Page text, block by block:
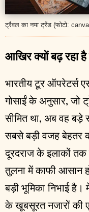
ट्रैवल का नया ट्रेंड (फोटो:
आखिर क्यों बढ़ रहा
भारतीय टूर ऑपरेटर्स
गोसाईं के अनुसार, जो
सीमित था, अब वह
सबसे बड़ी वजह बेहतर
दूरदराज के इलाकों
तुलना में काफी आसान
बड़ी भूमिका निभाई
के खूबसूरत नजारों की